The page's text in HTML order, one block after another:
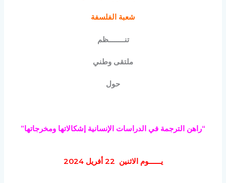
شعبة الفلسفة
تنــــــــظم
ملتقى وطني
حول
“راهن الترجمة في الدراسات الإنسانية إشكالاتها ومخرجاتها”
يــــــوم الاثنين 22 أفريل 2024